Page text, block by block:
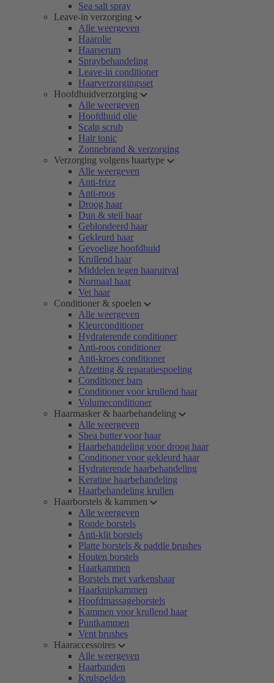
Sea salt spray
Leave-in verzorging
Alle weergeven
Haarolie
Haarserum
Spraybehandeling
Leave-in conditioner
Haarverzorgingsset
Hoofdhuidverzorging
Alle weergeven
Hoofdhuid olie
Scalp scrub
Hair tonic
Zonnebrand & verzorging
Verzorging volgens haartype
Alle weergeven
Anti-frizz
Anti-roos
Droog haar
Dun & steil haar
Geblondeerd haar
Gekleurd haar
Gevoelige hoofdhuid
Krullend haar
Middelen tegen haaruitval
Normaal haar
Vet haar
Conditioner & spoelen
Alle weergeven
Kleurconditioner
Hydraterende conditioner
Anti-roos conditioner
Anti-kroes conditioner
Afzetting & reparatiespoeling
Conditioner bars
Conditioner voor krullend haar
Volumeconditioner
Haarmasker & haarbehandeling
Alle weergeven
Shea butter voor haar
Haarbehandeling voor droog haar
Conditioner voor gekleurd haar
Hydraterende haarbehandeling
Keratine haarbehandeling
Haarbehandeling krullen
Haarborstels & kammen
Alle weergeven
Ronde borstels
Anti-klit borstels
Platte borstels & paddle brushes
Houten borstels
Haarkammen
Borstels met varkenshaar
Haarknipkammen
Hoofdmassageborstels
Kammen voor krullend haar
Puntkammen
Vent brushes
Haaraccessoires
Alle weergeven
Haarbanden
Krulspelden